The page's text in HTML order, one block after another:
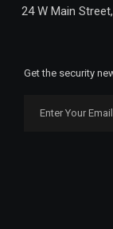
24 W Main
Get the security